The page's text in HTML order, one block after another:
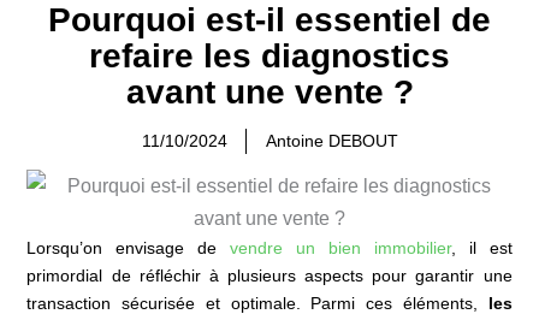
Pourquoi est-il essentiel de
refaire les diagnostics
avant une vente ?
11/10/2024 Antoine DEBOUT
Lorsqu’on envisage devendre un bien immobilier, il est
primordial de réfléchir à plusieurs aspects pour garantir une
transaction sécurisée et optimale. Parmi ces éléments, les